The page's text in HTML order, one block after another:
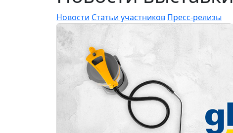
Новости Статьи участников Пресс-релизы